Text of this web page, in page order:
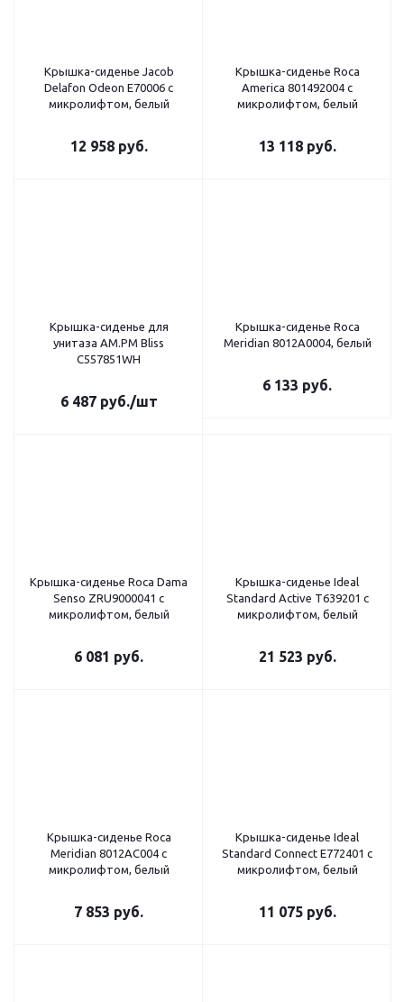
Крышка-сиденье Jacob
Delafon Odeon E70006 с
микролифтом, белый
12 958руб.
Крышка-сиденье Roca
America 801492004 с
микролифтом, белый
13 118руб.
Крышка-сиденье для
унитаза AM.PM Bliss
C557851WH
6 487руб./шт
Крышка-сиденье Roca
Meridian 8012A0004, белый
6 133 руб.
Крышка-сиденье Roca Dama
Senso ZRU9000041 c
микролифтом, белый
6 081 руб.
Крышка-сиденье Ideal
Standard Active T639201 с
микролифтом, белый
21 523 руб.
Крышка-сиденье Roca
Meridian 8012AC004 с
микролифтом, белый
7 853 руб.
Крышка-сиденье Ideal
Standard Connect E772401 с
микролифтом, белый
11 075руб.